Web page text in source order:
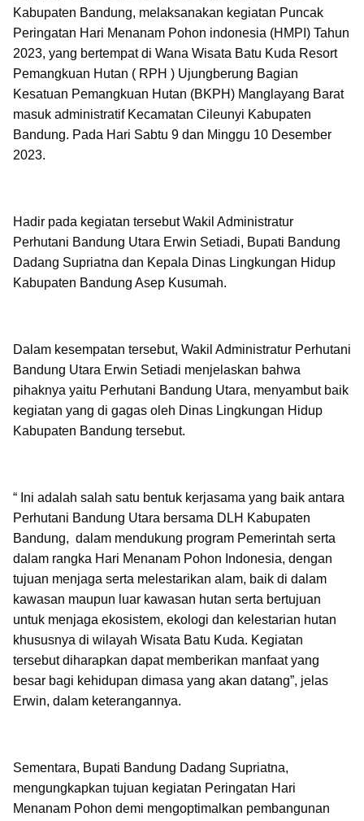
Kabupaten Bandung, melaksanakan kegiatan Puncak
Peringatan Hari Menanam Pohon indonesia (HMPI) Tahun
2023, yang bertempat di Wana Wisata Batu Kuda Resort
Pemangkuan Hutan ( RPH ) Ujungberung Bagian
Kesatuan Pemangkuan Hutan (BKPH) Manglayang Barat
masuk administratif Kecamatan Cileunyi Kabupaten
Bandung. Pada Hari Sabtu 9 dan Minggu 10 Desember
2023.
Hadir pada kegiatan tersebut Wakil Administratur
Perhutani Bandung Utara Erwin Setiadi, Bupati Bandung
Dadang Supriatna dan Kepala Dinas Lingkungan Hidup
Kabupaten Bandung Asep Kusumah.
Dalam kesempatan tersebut, Wakil Administratur Perhutani
Bandung Utara Erwin Setiadi menjelaskan bahwa
pihaknya yaitu Perhutani Bandung Utara, menyambut baik
kegiatan yang di gagas oleh Dinas Lingkungan Hidup
Kabupaten Bandung tersebut.
“ Ini adalah salah satu bentuk kerjasama yang baik antara
Perhutani Bandung Utara bersama DLH Kabupaten
Bandung, dalam mendukung program Pemerintah serta
dalam rangka Hari Menanam Pohon Indonesia, dengan
tujuan menjaga serta melestarikan alam, baik di dalam
kawasan maupun luar kawasan hutan serta bertujuan
untuk menjaga ekosistem, ekologi dan kelestarian hutan
khususnya di wilayah Wisata Batu Kuda. Kegiatan
tersebut diharapkan dapat memberikan manfaat yang
besar bagi kehidupan dimasa yang akan datang”, jelas
Erwin, dalam keterangannya.
Sementara, Bupati Bandung Dadang Supriatna,
mengungkapkan tujuan kegiatan Peringatan Hari
Menanam Pohon demi mengoptimalkan pembangunan